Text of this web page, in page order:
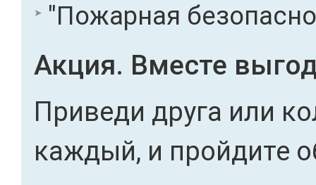
"Пожарная
Акция. Вместе
Приведи друга или
каждый, и пройдите